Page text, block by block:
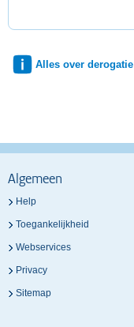
Alles over derogatie
Algemeen
Help
Toegankelijkheid
Webservices
Privacy
Sitemap